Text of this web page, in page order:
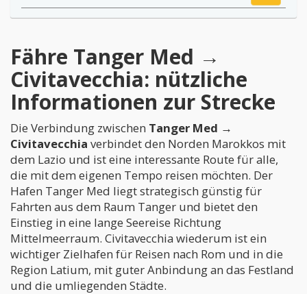
Fähre Tanger Med →
Civitavecchia: nützliche
Informationen zur Strecke
Die Verbindung zwischen Tanger Med →
Civitavecchia verbindet den Norden Marokkos mit
dem Lazio und ist eine interessante Route für alle,
die mit dem eigenen Tempo reisen möchten. Der
Hafen Tanger Med liegt strategisch günstig für
Fahrten aus dem Raum Tanger und bietet den
Einstieg in eine lange Seereise Richtung
Mittelmeerraum. Civitavecchia wiederum ist ein
wichtiger Zielhafen für Reisen nach Rom und in die
Region Latium, mit guter Anbindung an das Festland
und die umliegenden Städte.